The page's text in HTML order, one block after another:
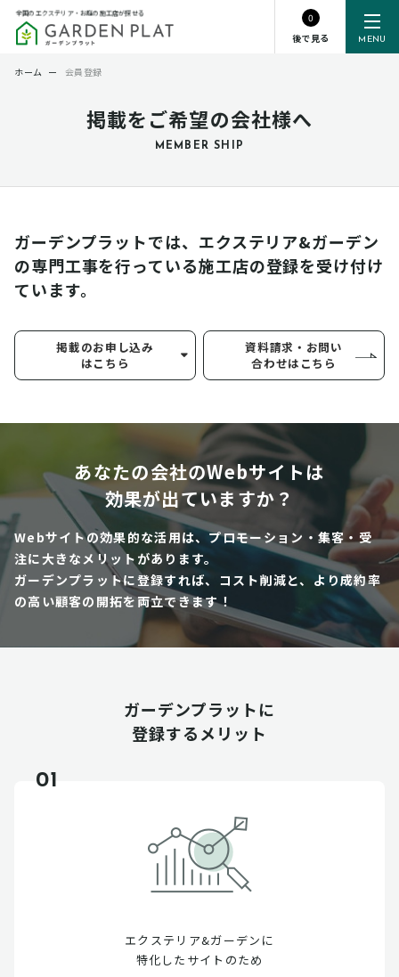
MENU
全国のエクステリア・お庭の施工店が探せる
0
後で見る
掲載をご希望の会社様へ
MEMBER SHIP
ホーム ー 会員登録
ガーデンプラットでは、エクステリア&ガーデン
の専門工事を行っている施工店の登録を受け付け
ています。
掲載のお申し込み
はこちら
資料請求・お問い
合わせはこちら
あなたの会社のWebサイトは
効果が出ていますか？
Webサイトの効果的な活用は、プロモーション・集客・受
注に大きなメリットがあります。
ガーデンプラットに登録すれば、コスト削減と、より成約率
の高い顧客の開拓を両立できます！
ガーデンプラットに
登録するメリット
01
エクステリア&ガーデンに
特化したサイトのため